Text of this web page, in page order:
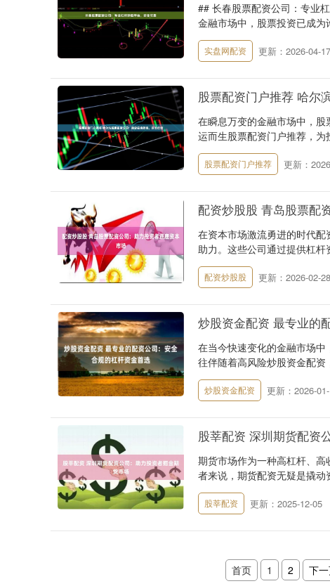
## 长春股票配资公司：专业
金融市场中，股票投资已成
实盘网配资 更新：2026-04-17
股票配资门户推荐 哈尔
在瞬息万变的金融市场中，
运而生股票配资门户推荐，
股票配资门户推荐 更新：
配资炒股股 青岛股票配
在资本市场激流勇进的时代
助力。这些公司通过提供杠
配资炒股股 更新：2026-02-28
炒股资金配资 最专业的
在当今快速变化的金融市场
往伴随着高风险炒股资金配
炒股资金配资 更新：2026-
股莘配资 深圳期货配资
期货市场作为一种高杠杆、
者来说，期货配资无疑是撬
股莘配资 更新：2025-12-05
首页 1 2 下